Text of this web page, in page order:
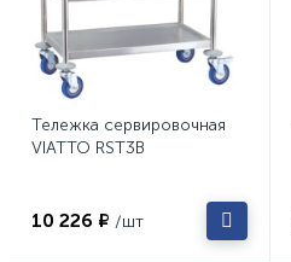
Тележка сервировочная
VIATTO RST3B
10 226 ₽ /шт